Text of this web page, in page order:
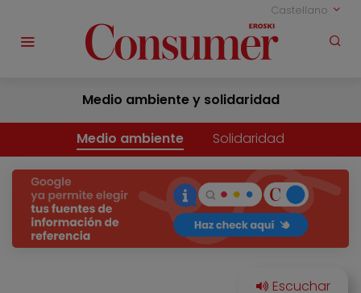
Castellano
Medio ambiente y solidaridad
Medio ambiente Solidaridad